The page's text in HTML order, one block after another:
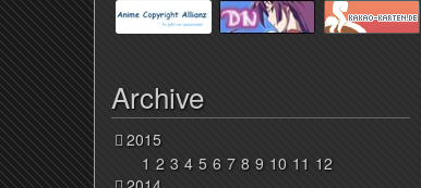
Archive
2015
1 2 3 4 5 6 7 8 9 10 11 12